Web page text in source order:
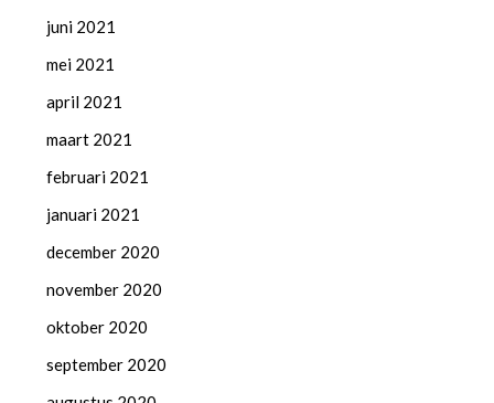
juni 2021
mei 2021
april 2021
maart 2021
februari 2021
januari 2021
december 2020
november 2020
oktober 2020
september 2020